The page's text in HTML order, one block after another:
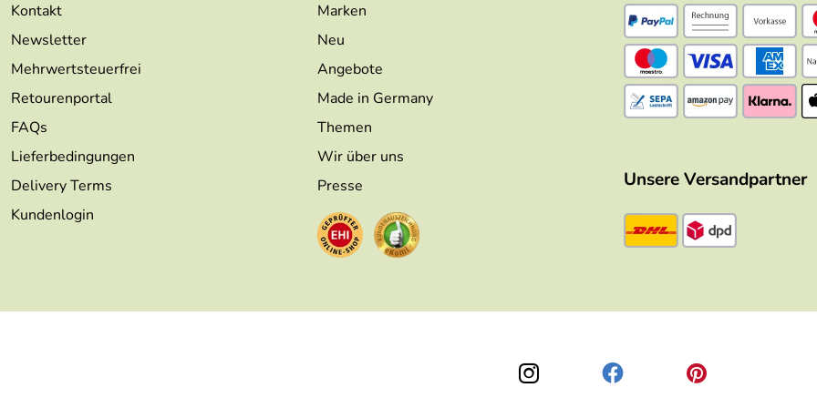
Kontakt
Newsletter
Mehrwertsteuerfrei
Retourenportal
FAQs
Lieferbedingungen
Delivery Terms
Kundenlogin
Marken
Neu
Angebote
Made in Germany
Themen
Wir über uns
Presse
Unsere Versandpartner